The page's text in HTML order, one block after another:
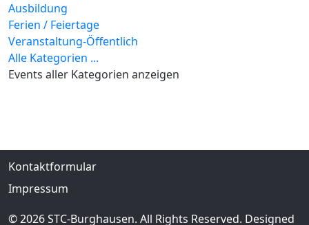
Ausbildung
Ferien / Feiertage
Veranstaltung-Öffentlich
Alle Kategorien ...
Events aller Kategorien anzeigen
Kontaktformular
Impressum
© 2026 STC-Burghausen. All Rights Reserved. Designed